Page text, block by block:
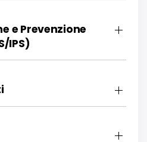
e Prevenzione
IPS)